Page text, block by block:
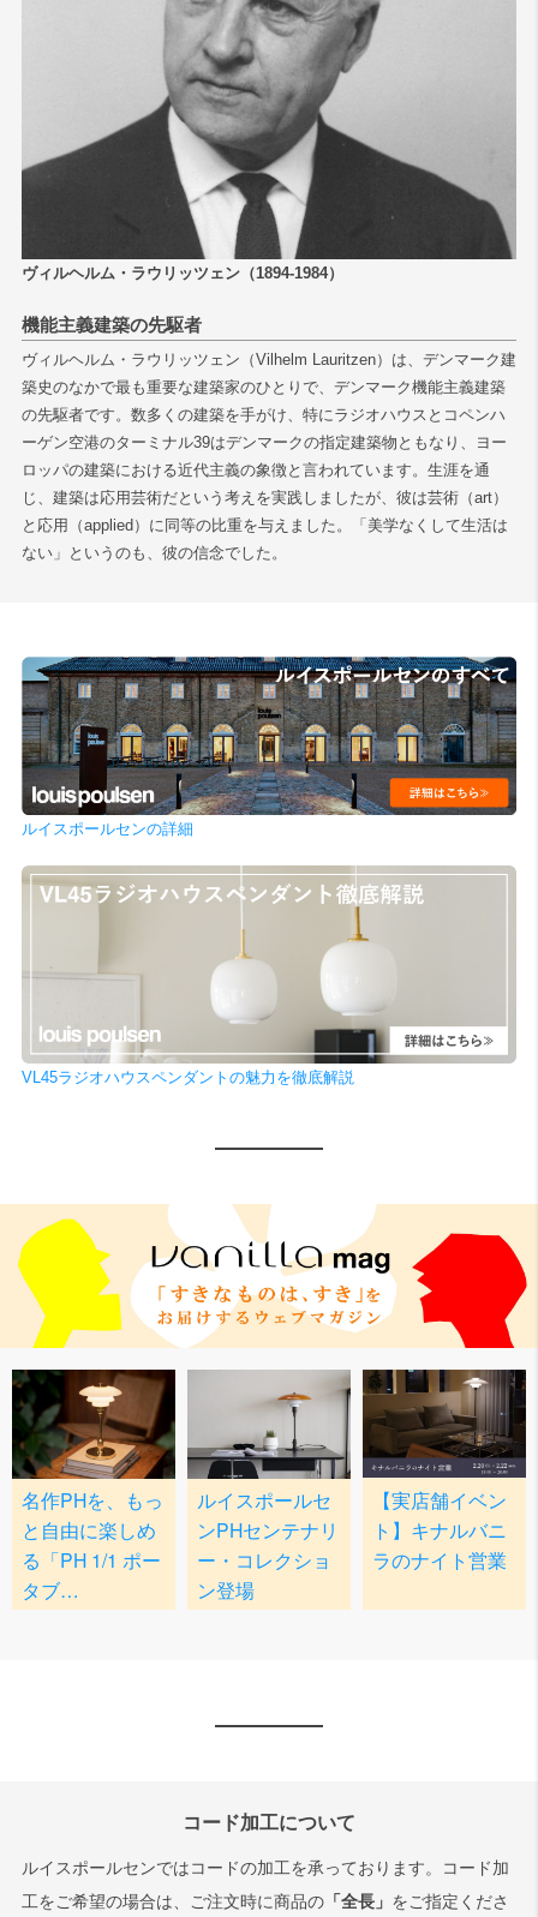
ヴィルヘルム・ラウリッツェン（1894-1984）
機能主義建築の先駆者
ヴィルヘルム・ラウリッツェン（Vilhelm Lauritzen）は、デンマーク建
築史のなかで最も重要な建築家のひとりで、デンマーク機能主義建築
の先駆者です。数多くの建築を手がけ、特にラジオハウスとコペンハ
ーゲン空港のターミナル39はデンマークの指定建築物ともなり、ヨー
ロッパの建築における近代主義の象徴と言われています。生涯を通
じ、建築は応用芸術だという考えを実践しましたが、彼は芸術（art）
と応用（applied）に同等の比重を与えました。「美学なくして生活は
ない」というのも、彼の信念でした。
ルイスポールセンの詳細
VL45ラジオハウスペンダントの魅力を徹底解説
コード加工について
ルイスポールセンではコードの加工を承っております。コード加
工をご希望の場合は、ご注文時に商品の「全長」 をご指定くださ